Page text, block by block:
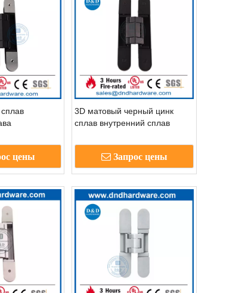
цены
3D матовый черный цинк
сплав внутренний сплав
Запрос цены